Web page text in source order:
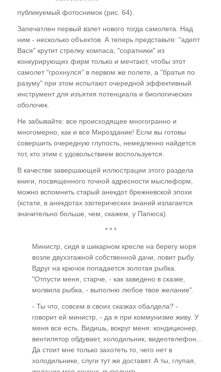
публикуемый фотоснимок (рис. 64).
Запечатлен первый взлет нового тогда самолета. Над
ним - несколько объектов. А теперь представьте: "адепт
Вася" крутит стрелку компаса; "соратники" из
конкурирующих фирм только и мечтают, чтобы этот
самолет "грохнулся" в первом же полете, а "братья по
разуму" при этом испытают очередной эффективный
инструмент для изъятия потенциала и биологических
оболочек.
Не забывайте: все происходящее многогранно и
многомерно, как и все Мироздание! Если вы готовы
совершить очередную глупость, немедленно найдется
тот, кто этим с удовольствием воспользуется.
В качестве завершающей иллюстрации этого раздела
книги, посвященного точной адресности мыслеформ,
можно вспомнить старый анекдот брежневской эпохи
(кстати, в анекдотах эзотерических знаний излагается
значительно больше, чем, скажем, у Папюса).
* * *
Министр, сидя в шикарном кресле на берегу моря
возле двухэтажной собственной дачи, ловит рыбу.
Вдруг на крючок попадается золотая рыбка.
"Отпусти меня, старче, - как заведено в сказке,
молвила рыбка, - выполню любое твое желание".
- Ты что, совсем в своих сказках обалдела? -
говорит ей министр, - да я при коммунизме живу. У
меня все есть. Видишь, вокруг меня: кондиционер,
вентилятор обдувает, холодильник, видеотелефон...
Да стоит мне только захотеть то, чего нет в
холодильнике, слуги тут же доставят. А ты, глупая,